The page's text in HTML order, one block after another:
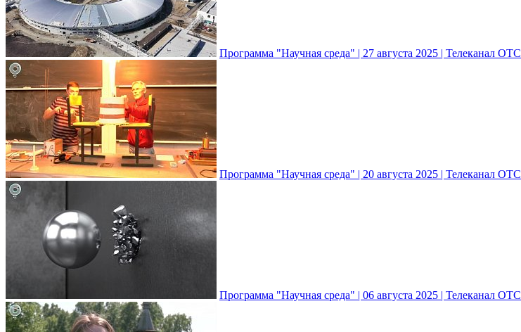
Программа "Научная среда" | 27 августа 2025 | Телеканал ОТС
Программа "Научная среда" | 20 августа 2025 | Телеканал ОТС
Программа "Научная среда" | 06 августа 2025 | Телеканал ОТС